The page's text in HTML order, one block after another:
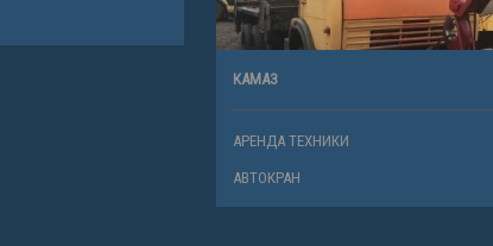
КАМАЗ
АРЕНДА ТЕХНИКИ
АВТОКРАН